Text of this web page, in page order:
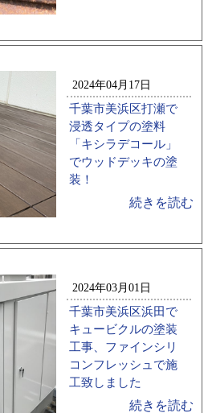
2024年04月17日
千葉市美浜区打瀬で
浸透タイプの塗料
「キシラデコール」
でウッドデッキの塗
装！
続きを読む
2024年03月01日
千葉市美浜区浜田で
キュービクルの塗装
工事、ファインシリ
コンフレッシュで施
工致しました
続きを読む